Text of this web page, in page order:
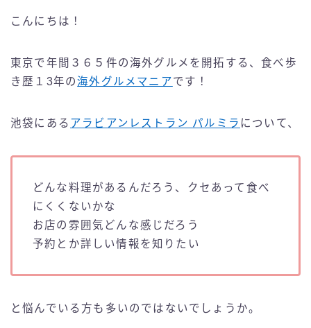
こんにちは！
東京で年間３６５件の海外グルメを開拓する、食べ歩
き歴１3年の海外グルメマニアです！
池袋にある アラビアンレストラン パルミラ について、
どんな料理があるんだろう、クセあって食べ
にくくないかな
お店の雰囲気どんな感じだろう
予約とか詳しい情報を知りたい
と悩んでいる方も多いのではないでしょうか。